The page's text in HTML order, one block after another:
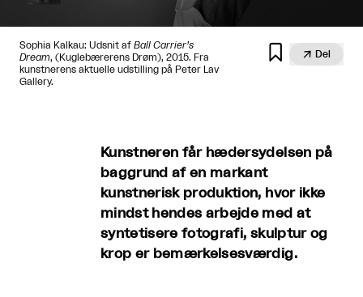
Sophia Kalkau: Udsnit af Ball Carrier’s
Dream, (Kuglebærerens Drøm), 2015. Fra
kunstnerens aktuelle udstilling på Peter Lav
Gallery.
  Del
Kunstneren får hædersydelsen på
baggrund af en markant
kunstnerisk produktion, hvor ikke
mindst hendes arbejde med at
syntetisere fotografi, skulptur og
krop er bemærkelsesværdig.